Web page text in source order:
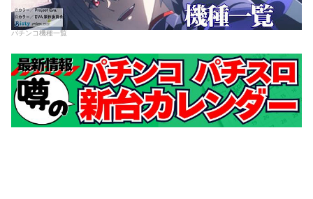
パチンコ機種一覧